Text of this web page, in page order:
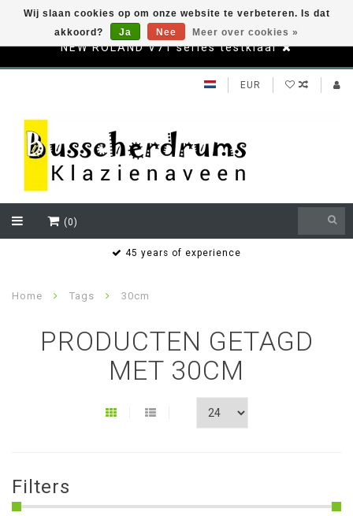
NEW ROLAND V71 series testklaar
EUR
(0)
45 years of experience
Home Tags 30cm
PRODUCTEN GETAGD
MET 30CM
Filters
Wij slaan cookies op om onze website te verbeteren. Is dat
akkoord?
Ja Nee Meer over cookies »